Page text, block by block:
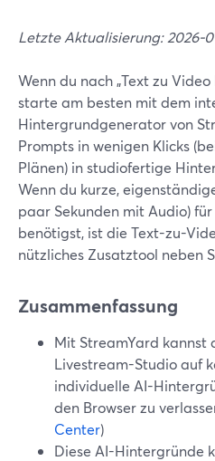
Letzte Aktualisierung: 2026-
Wenn du nach „Text zu
starte am besten mit dem
Hintergrundgenerator von
Prompts in wenigen Klicks
Plänen) in studiofertige
Wenn du kurze,
paar Sekunden mit Audio)
benötigst, ist die Text-zu-
nützliches Zusatztool neben
Zusammenfassung
Mit StreamYard kannst
Livestream-Studio auf
individuelle AI-
den Browser zu
Center)
Diese AI-Hintergründe